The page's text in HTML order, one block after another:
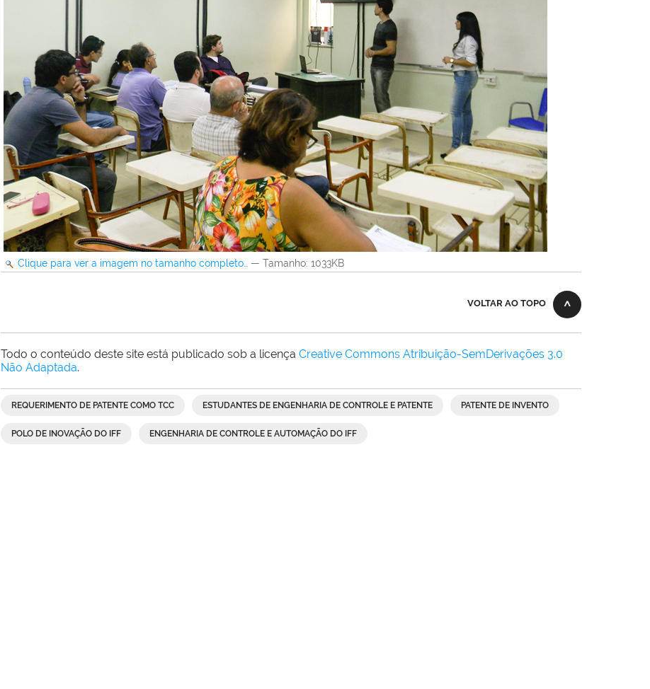
Clique para ver a imagem no tamanho completo… — Tamanho: 1033KB
VOLTAR AO TOPO
Todo o conteúdo deste site está publicado sob a licença Creative Commons Atribuição-SemDerivações 3.0
Não Adaptada.
REQUERIMENTO DE PATENTE COMO TCC ESTUDANTES DE ENGENHARIA DE CONTROLE E PATENTE PATENTE DE INVENTO
POLO DE INOVAÇÃO DO IFF ENGENHARIA DE CONTROLE E AUTOMAÇÃO DO IFF